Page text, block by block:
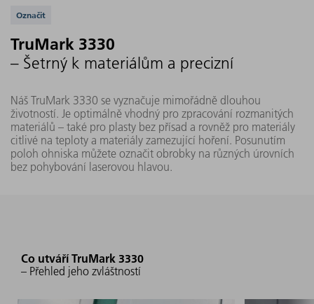
Podporovaná řešení
Označit
TruMark 3330
– Šetrný k materiálům a precizní
Náš TruMark 3330 se vyznačuje mimořádně dlouhou
životností. Je optimálně vhodný pro zpracování rozmanitých
materiálů – také pro plasty bez přísad a rovněž pro materiály
citlivé na teploty a materiály zamezující hoření. Posunutím
poloh ohniska můžete označit obrobky na různých úrovních
bez pohybování laserovou hlavou.
Co utváří TruMark 3330
– Přehled jeho zvláštností